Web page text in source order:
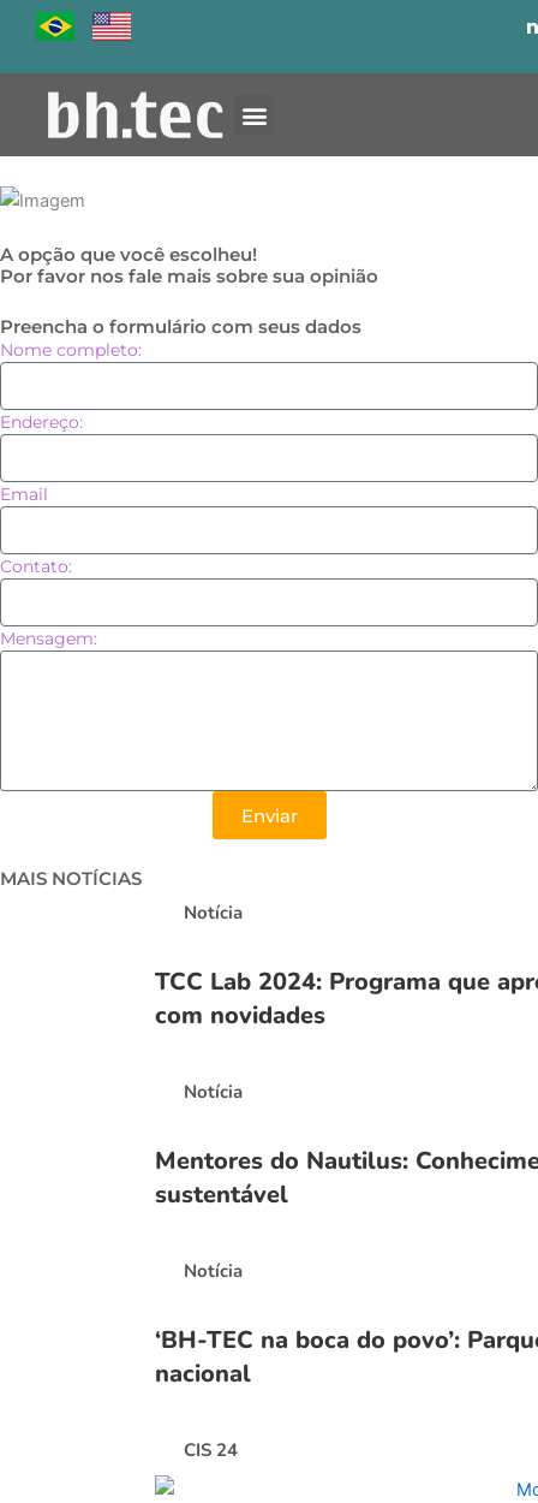
o
conteúdo
A opção que você escolheu!
Por favor nos fale mais sobre sua opinião
Preencha o formulário com seus dados
Nome completo:
Endereço:
Email
Contato:
Mensagem:
Enviar
MAIS NOTÍCIAS
Notícia
TCC Lab 2024: Programa que
com novidades
Notícia
Mentores do Nautilus:
sustentável
Notícia
‘BH-TEC na boca do povo’:
nacional
CIS 24